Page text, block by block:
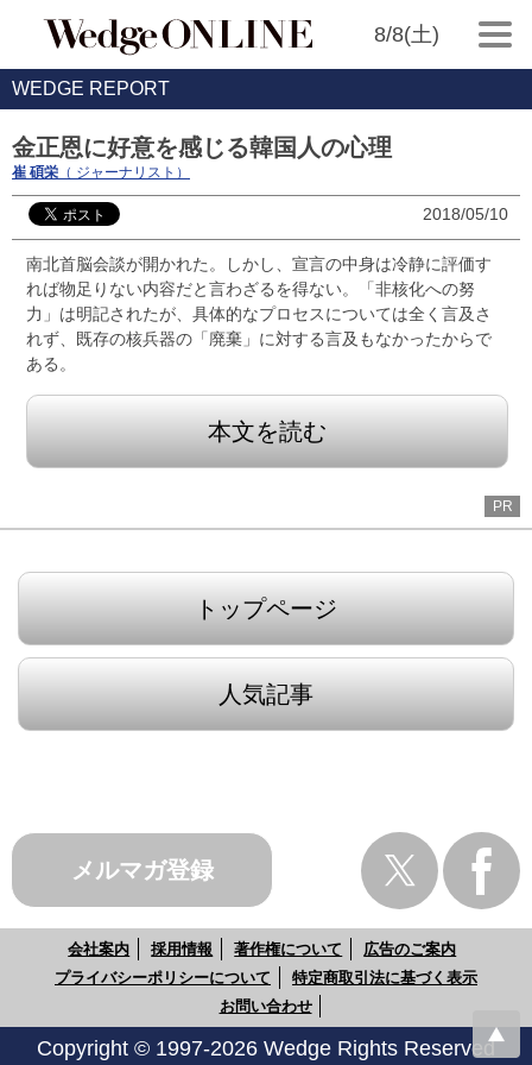
8/8(土)
WEDGE REPORT
金正恩に好意を感じる韓国人の心理
崔 碩栄 （ ジャーナリスト）
2018/05/10
南北首脳会談が開かれた。しかし、宣言の中身は冷静に評価す
れば物足りない内容だと言わざるを得ない。「非核化への努
力」は明記されたが、具体的なプロセスについては全く言及さ
れず、既存の核兵器の「廃棄」に対する言及もなかったからで
ある。
本文を読む
PR
トップページ
人気記事
メルマガ登録
会社案内 採用情報 著作権について
広告のご案内
プライバシーポリシーについて
特定商取引法に基づく表示
お問い合わせ
Copyright © 1997-2026 Wedge Rights Reserved